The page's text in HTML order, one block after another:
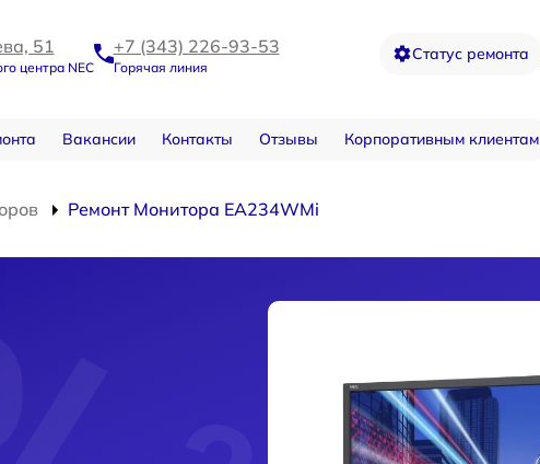
51
центра NEC
+7 (343) 226-93-53
Горячая линия
Статус ремонта
Вакансии Контакты Отзывы Корпоративным клиентам
Ремонт Монитора EA234WMi